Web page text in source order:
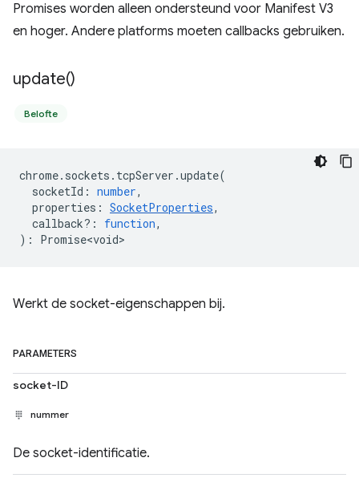
Promises worden alleen ondersteund voor Manifest V3
en hoger. Andere platforms moeten callbacks gebruiken.
update()
Belofte
chrome. sockets . tcpServer .update(
socketId : number,
properties : SocketProperties,
callback? : function,
) : Promise<void>
Werkt de socket-eigenschappen bij.
PARAMETERS
socket-ID
nummer
De socket-identificatie.